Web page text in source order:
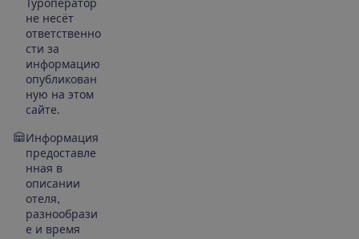
Туроператор
не несёт
ответственно
сти за
информацию
опубликован
ную на этом
сайте.
Информация
предоставле
нная в
описании
отеля,
разнообрази
е и время